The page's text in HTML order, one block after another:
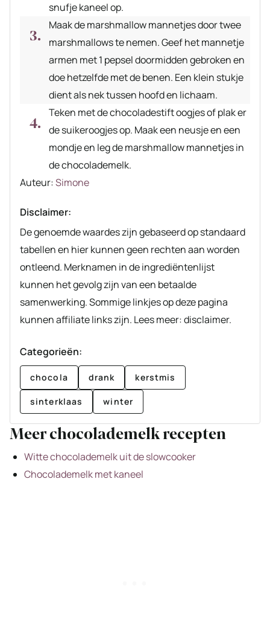
snufje kaneel op.
Maak de marshmallow mannetjes door twee
marshmallows te nemen. Geef het mannetje
armen met 1 pepsel doormidden gebroken en
doe hetzelfde met de benen. Een klein stukje
dient als nek tussen hoofd en lichaam.
Teken met de chocoladestift oogjes of plak er
de suikeroogjes op. Maak een neusje en een
mondje en leg de marshmallow mannetjes in
de chocolademelk.
Auteur
Auteur:Simone
Disclaimer:
De genoemde waardes zijn gebaseerd op standaard
tabellen en hier kunnen geen rechten aan worden
ontleend. Merknamen in de ingrediëntenlijst
kunnen het gevolg zijn van een betaalde
samenwerking. Sommige linkjes op deze pagina
kunnen affiliate links zijn. Lees meer: disclaimer.
Categorieën:
chocola drank kerstmis
sinterklaas winter
Meer chocolademelk recepten
Witte chocolademelk uit de slowcooker
Chocolademelk met kaneel